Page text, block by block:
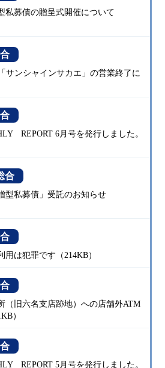
私募債の贈呈式開催について
サンシャインサカエ」の営業終了に
REPORT 6月号を発行しました。
合
型私募債」受託のお知らせ
は犯罪です（214KB）
（旧六名支店跡地）への店舗外ATM
）
REPORT 5月号を発行しました。